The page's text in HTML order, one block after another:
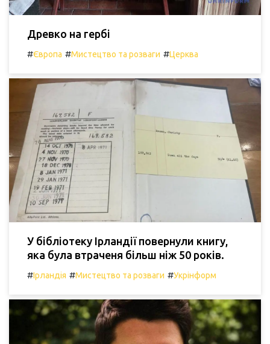
Древко на гербі
#Європа #Мистецтво та розваги #Церква
У бібліотеку Ірландії повернули книгу,
яка була втраченя більш ніж 50 років.
#Ірландія #Мистецтво та розваги #Укрінформ